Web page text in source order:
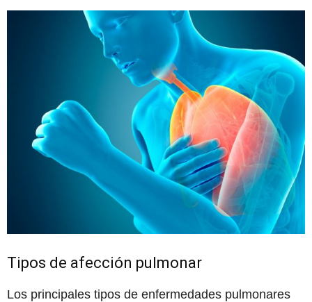
Tipos de afección pulmonar
Los principales tipos de enfermedades pulmonares